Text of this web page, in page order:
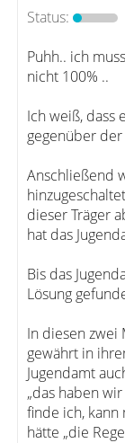
Status:
Puhh.. ich
nicht 100% ..
Ich weiß, dass
gegenüber
Anschließend
dieser Träger
hat das
Bis das
Lösung
In diesen zwei
gewährt in
Jugendamt
„das haben
finde ich, kann
hätte „die